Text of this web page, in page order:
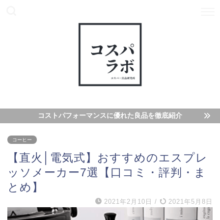
コストパフォーマンスに優れた良品を徹底紹介
コーヒー
【直火│電気式】おすすめのエスプレ
ッソメーカー7選【口コミ・評判・ま
とめ】
2021年2月10日 / 2021年5月8日